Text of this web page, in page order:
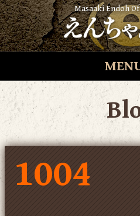
Masaaki Endoh
1004